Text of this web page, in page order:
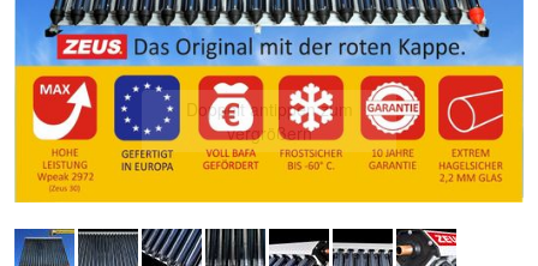
Doppelt antippen zum
vergrößern